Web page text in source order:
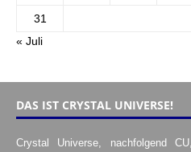
31
« Juli
DAS IST CRYSTAL UNIVERSE!
Crystal Universe, nachfolgend